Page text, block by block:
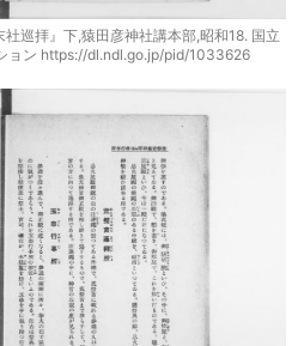
巡拝』下,猿田彦神社講本部,昭和18. 国立
ョン https://dl.ndl.go.jp/pid/1033626